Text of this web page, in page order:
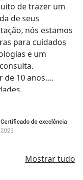
de trazer um
de seus
nós estamos
para cuidados
e um
de 10 anos.
Mostrar tudo